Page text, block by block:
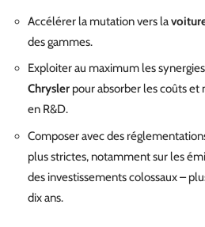
Accélérer la mutation vers la
des gammes.
Exploiter au maximum les
Chrysler pour absorber les coûts et
en R&D.
Composer avec des
plus strictes, notamment sur les
des investissements colossaux –
dix ans.